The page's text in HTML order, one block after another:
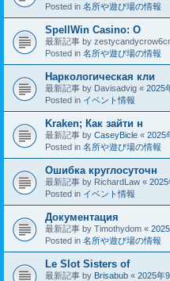
Posted in 名所や遊び場の情報
SpellWin Casino: O
最新記事 by
Posted in 名所や遊び場の情報
Наркологическая кли
最新記事 by Davisadvig « 2025
Posted in イベント情報
Kraken; Как зайти н
最新記事 by CaseyBicle « 2025
Posted in 名所や遊び場の情報
Ошибка круглосуточн
最新記事 by RichardLaw «
Posted in イベント情報
Документация
最新記事 by Timothydom «
Posted in 名所や遊び場の情報
Le Slot Sisters of
最新記事 by Brisabub « 2025年